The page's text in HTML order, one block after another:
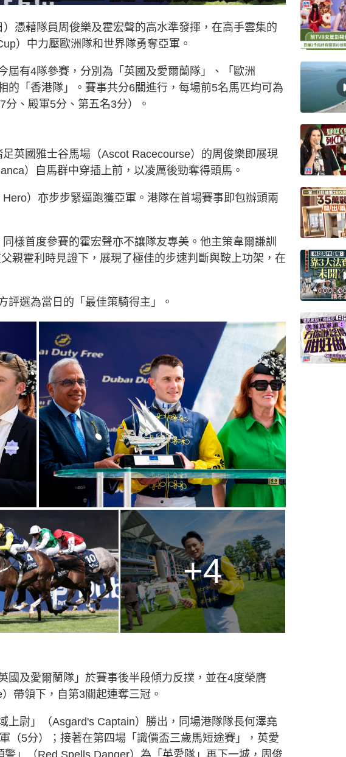
憑藉隊員周俊樂及霍宏聲的高水準發揮，在高手雲集的
）中力壓歐洲隊和世界隊勇奪亞軍。
屆有4隊參賽，分別為「英國及愛爾蘭隊」、「歐洲
的「香港隊」。賽事共分6關進行，每場前5名馬匹均可為
、殿軍5分、第五名3分）。
英國雅士谷馬場（Ascot Racecourse）的周俊樂即展現
）自馬群中穿插上前，以凌厲後勁奪得頭馬。
）亦步步緊逼跑獲亞軍。港隊在首場賽事即包辦頭兩
樣首度參賽的霍宏聲亦不讓隊友專美。他主策韋爾謙訓
親霍利時見證下，展現了極佳的步速判斷與鞍上功架，在
評選為當日的「最佳策騎得主」。
+4
國及愛爾蘭隊」於賽事後半段傾力反撲，並在4度榮膺
帶領下，自第3關起連奪三冠。
上尉」（Asgard's Captain）勝出，同場港隊隊長何澤堯
（5分）；接著在第四場「識價盃三歲馬短途賽」，英愛
」（Red Spells Danger）為「英愛隊」再下一城，周俊